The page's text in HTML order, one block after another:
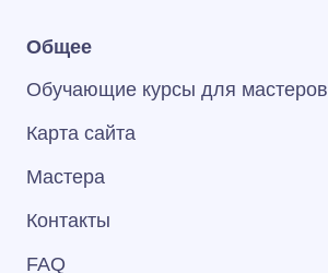
Общее
Обучающие курсы для мастеров
Карта сайта
Мастера
Контакты
FAQ